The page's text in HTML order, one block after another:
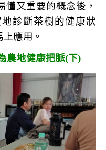
懂又重要的概念後，
診斷茶樹的健康狀
應用。
地健康把脈(下)